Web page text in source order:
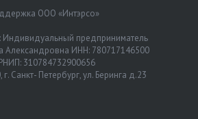
ООО «Интэрсо»
Индивидуальный предприниматель
Александровна ИНН: 780717146500
310784732900656
Санкт- Петербург, ул. Беринга д.23